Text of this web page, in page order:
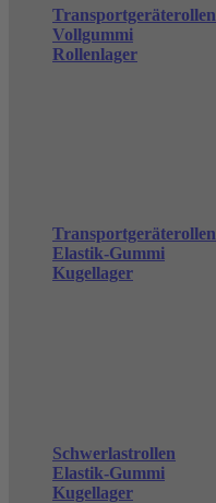
Transportgeräterollen
Vollgummi
Rollenlager
Transportgeräterollen
Elastik-Gummi
Kugellager
Schwerlastrollen
Elastik-Gummi
Kugellager